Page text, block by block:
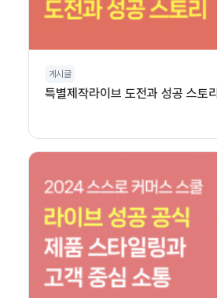
게시글
특별제작라이브 도전과 성공 스토리